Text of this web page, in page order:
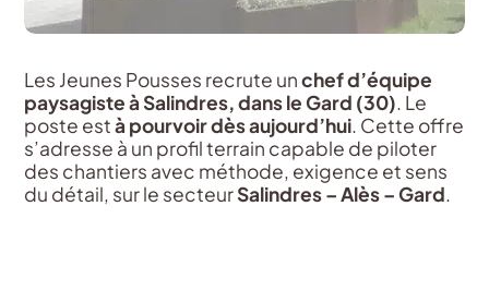
Les Jeunes Pousses recrute unchef d’équipe
paysagiste à Salindres, dans le Gard (30). Le
poste està pourvoir dès aujourd’hui. Cette offre
s’adresse à un profil terrain capable de piloter
des chantiers avec méthode, exigence et sens
du détail, sur le secteurSalindres – Alès – Gard.